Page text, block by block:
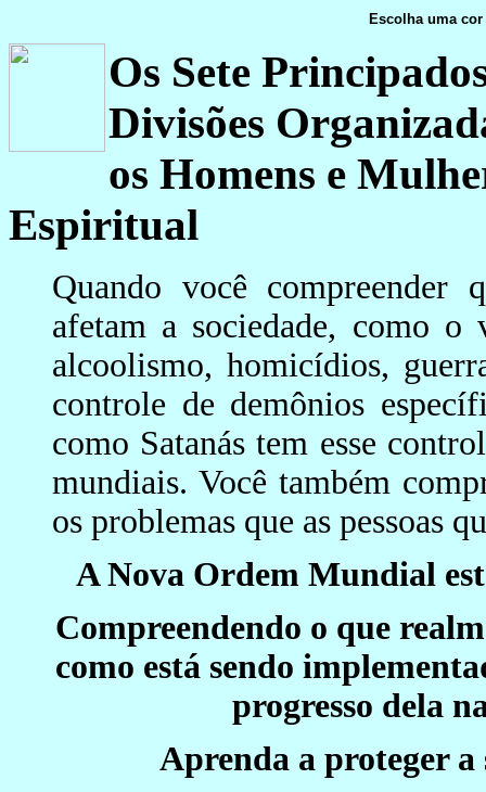
Escolha uma
Os Sete
Divisões
os Homens e
Espiritual
Quando você compreender
afetam a sociedade, como o
alcoolismo, homicídios,
controle de demônios
como Satanás tem esse
mundiais. Você também
os problemas que as pessoas
A Nova Ordem Mundial
Compreendendo o que
como está sendo
progresso dela
Aprenda a proteger a